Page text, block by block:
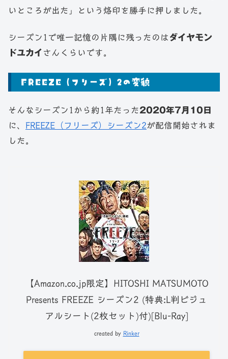
いところが出た」という烙印を勝手に押しました。
シーズン1で唯一記憶の片隅に残ったのは ダイヤモン
ドユカイ さんくらいです。
FREEZE（フリーズ）2の変貌
そんなシーズン1から約1年たった2020年7月10日
に、 FREEZE（フリーズ）シーズン2が配信開始されま
した。
【Amazon.co.jp限定】HITOSHI MATSUMOTO
Presents FREEZE シーズン2 (特典:L判ビジュ
アルシート(2枚セット)付)[Blu-Ray]
created by Rinker